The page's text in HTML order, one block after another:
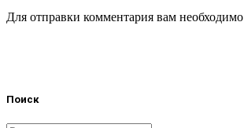
Для отправки комментария вам необходимо
Поиск